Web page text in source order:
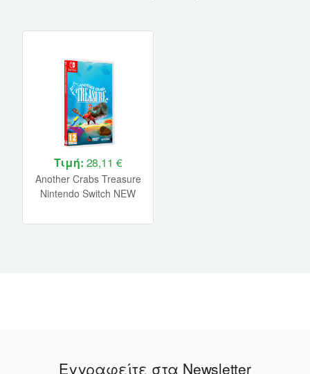
Τιμή: 28,11 €
Another Crabs Treasure
Nintendo Switch NEW
Εγγραφείτε στα Newsletter